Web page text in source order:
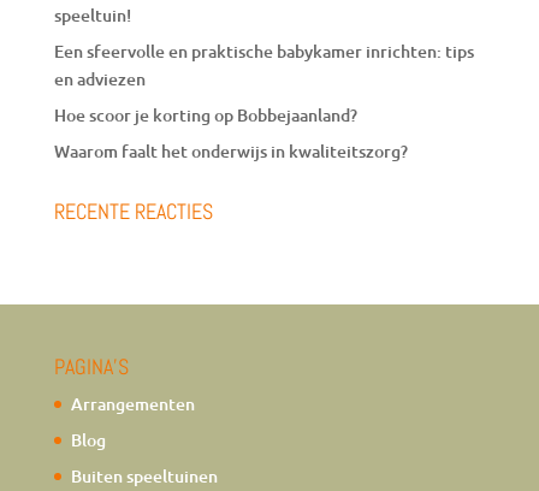
speeltuin!
Een sfeervolle en praktische babykamer inrichten: tips
en adviezen
Hoe scoor je korting op Bobbejaanland?
Waarom faalt het onderwijs in kwaliteitszorg?
RECENTE REACTIES
PAGINA’S
Arrangementen
Blog
Buiten speeltuinen